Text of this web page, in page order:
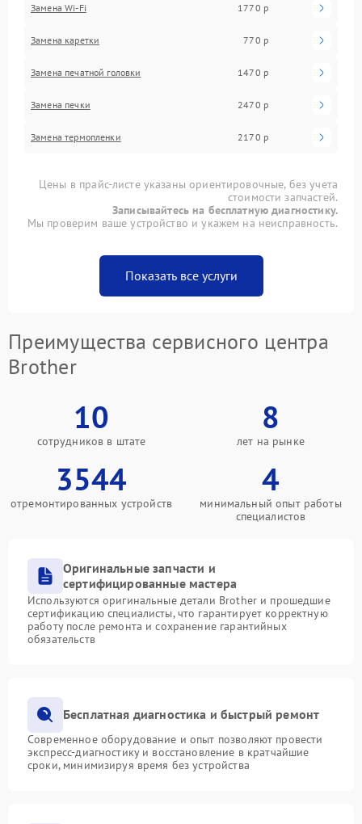
Замена Wi-Fi 1770 р
Замена каретки 770 р
Замена печатной головки 1470 р
Замена печки 2470 р
Замена термопленки 2170 р
Цены в прайс-листе указаны ориентировочные, без учета
стоимости запчастей.
Записывайтесь на бесплатную диагностику.
Мы проверим ваше устройство и укажем на неисправность.
Показать все услуги
Преимущества сервисного центра
Brother
10
сотрудников в штате
8
лет на рынке
3544
отремонтированных устройств
4
минимальный опыт работы
специалистов
Оригинальные запчасти и
сертифицированные мастера
Используются оригинальные детали Brother и прошедшие
сертификацию специалисты, что гарантирует корректную
работу после ремонта и сохранение гарантийных
обязательств
Бесплатная диагностика и быстрый ремонт
Современное оборудование и опыт позволяют провести
экспресс-диагностику и восстановление в кратчайшие
сроки, минимизируя время без устройства